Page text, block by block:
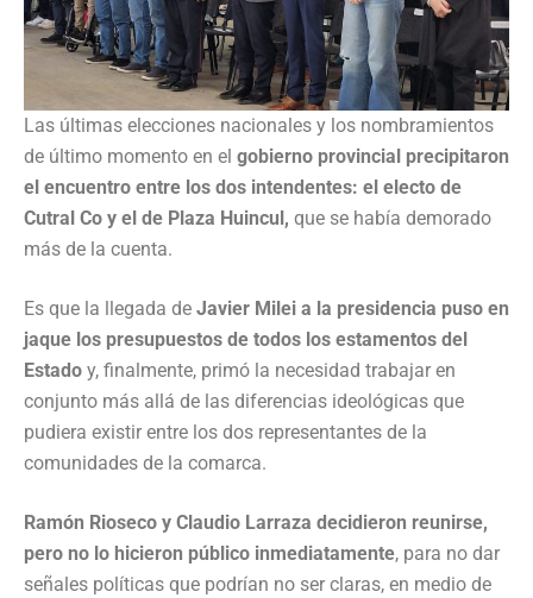
Las últimas elecciones nacionales y los nombramientos
de último momento en el gobierno provincial precipitaron
el encuentro entre los dos intendentes: el electo de
Cutral Co y el de Plaza Huincul, que se había demorado
más de la cuenta.
Es que la llegada de Javier Milei a la presidencia puso en
jaque los presupuestos de todos los estamentos del
Estado y, finalmente, primó la necesidad trabajar en
conjunto más allá de las diferencias ideológicas que
pudiera existir entre los dos representantes de la
comunidades de la comarca.
Ramón Rioseco y Claudio Larraza decidieron reunirse,
pero no lo hicieron público inmediatamente, para no dar
señales políticas que podrían no ser claras, en medio de